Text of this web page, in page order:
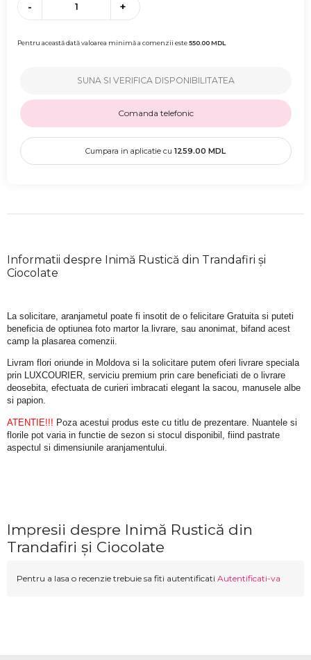
- +
Pentru această dată valoarea minimă a comenzii este550.00MDL
SUNA SI VERIFICA DISPONIBILITATEA
Comanda telefonic
Cumpara in aplicatie cu 1259.00 MDL
Informatii despre Inimă Rustică din Trandafiri și
Ciocolate
La solicitare, aranjametul poate fi insotit de o felicitare Gratuita si puteti
beneficia de optiunea foto martor la livrare, sau anonimat, bifand acest
camp la plasarea comenzii.
Livram flori oriunde in Moldova si la solicitare putem oferi livrare speciala
prin LUXCOURIER, serviciu premium prin care beneficiati de o livrare
deosebita, efectuata de curieri imbracati elegant la sacou, manusele albe
si papion.
ATENTIE!!! Poza acestui produs este cu titlu de prezentare. Nuantele si
florile pot varia in functie de sezon si stocul disponibil, fiind pastrate
aspectul si dimensiunile aranjamentului.
Impresii despre Inimă Rustică din
Trandafiri și Ciocolate
Pentru a lasa o recenzie trebuie sa fiti autentificati Autentificati-va